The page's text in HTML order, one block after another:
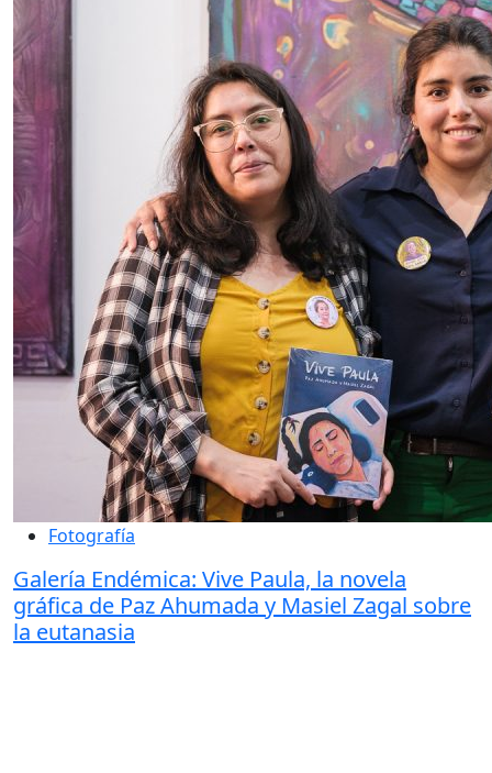
Fotografía
Galería Endémica: Vive Paula, la novela
gráfica de Paz Ahumada y Masiel Zagal sobre
la eutanasia